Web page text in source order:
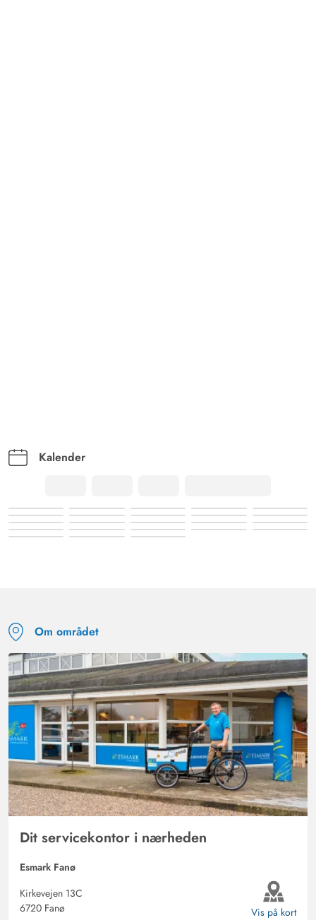
Kalender
Om området
Dit servicekontor i nærheden
Esmark Fanø
Kirkevejen 13C
6720 Fanø
Vis på kort